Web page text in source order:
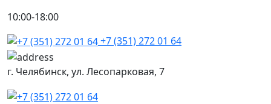
10:00-18:00
+7 (351) 272 01 64
г. Челябинск, ул. Лесопарковая, 7